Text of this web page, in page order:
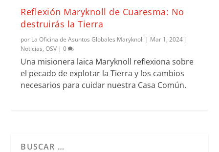
Reflexión Maryknoll de Cuaresma: No
destruirás la Tierra
por La Oficina de Asuntos Globales Maryknoll | Mar 1, 2024 |
Noticias,OSV |0
Una misionera laica Maryknoll reflexiona sobre
el pecado de explotar la Tierra y los cambios
necesarios para cuidar nuestra Casa Común.